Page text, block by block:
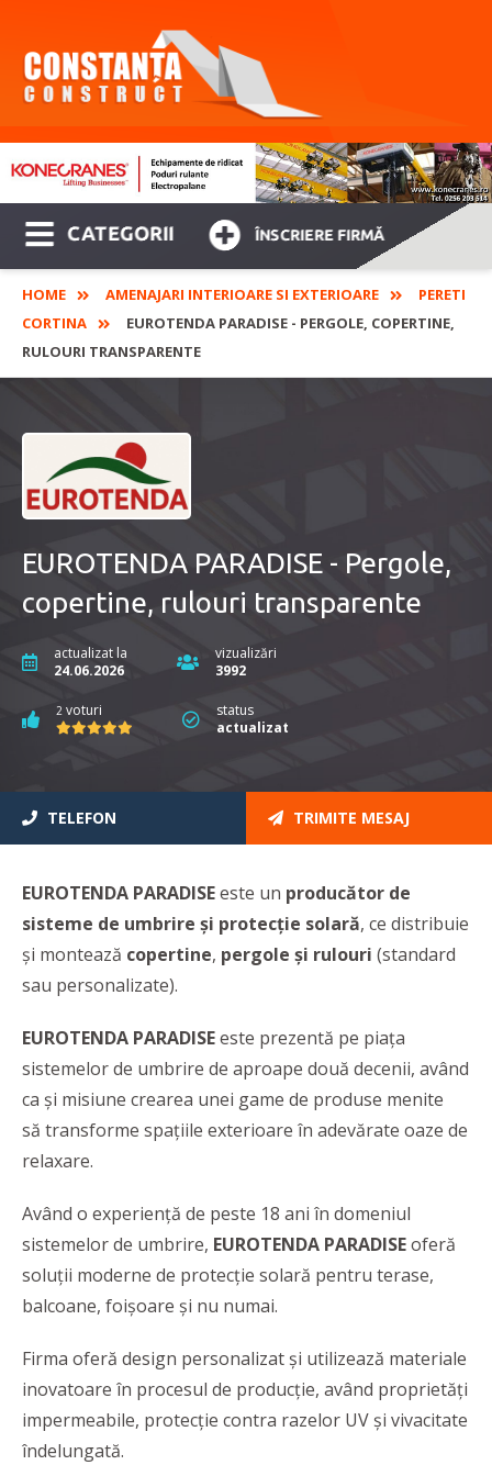
CATEGORII ÎNSCRIERE FIRMĂ
HOME AMENAJARI INTERIOARE SI EXTERIOARE
PERETI
CORTINA
EUROTENDA PARADISE - PERGOLE, COPERTINE,
RULOURI TRANSPARENTE
EUROTENDA PARADISE - Pergole,
copertine, rulouri transparente
actualizat la
24.06.2026
vizualizări
3992
2 voturi
status
actualizat
TELEFON TRIMITE MESAJ
EUROTENDA PARADISEeste un producător de
sisteme de umbrire și protecție solară, ce distribuie
și montează copertine, pergole și rulouri (standard
sau personalizate).
EUROTENDA PARADISEeste prezentă pe piața
sistemelor de umbrire de aproape două decenii, având
ca şi misiune crearea unei game de produse menite
să transforme spațiile exterioare în adevărate oaze de
relaxare.
Având o experiență de peste 18 ani în domeniul
sistemelor de umbrire, EUROTENDA PARADISEoferă
soluții moderne de protecție solară pentru terase,
balcoane, foișoare și nu numai.
Firma oferă design personalizat și utilizează materiale
inovatoare în procesul de producție, având proprietăți
impermeabile, protecție contra razelor UV și vivacitate
îndelungată.